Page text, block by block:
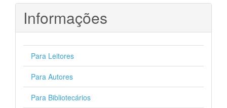
Informações
Para Leitores
Para Autores
Para Bibliotecários